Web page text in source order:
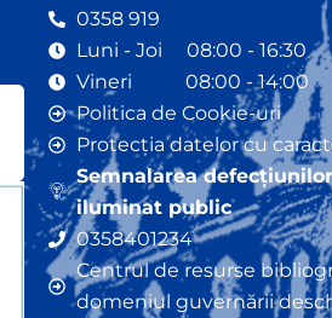
0358 919
Luni - Joi 08:00 - 16:30
Vineri 08:00 - 14:00
Politica de Cookie-uri
Protecția datelor cu
Semnalarea
iluminat public
0358401234
Centrul de resurse
domeniul guvernării